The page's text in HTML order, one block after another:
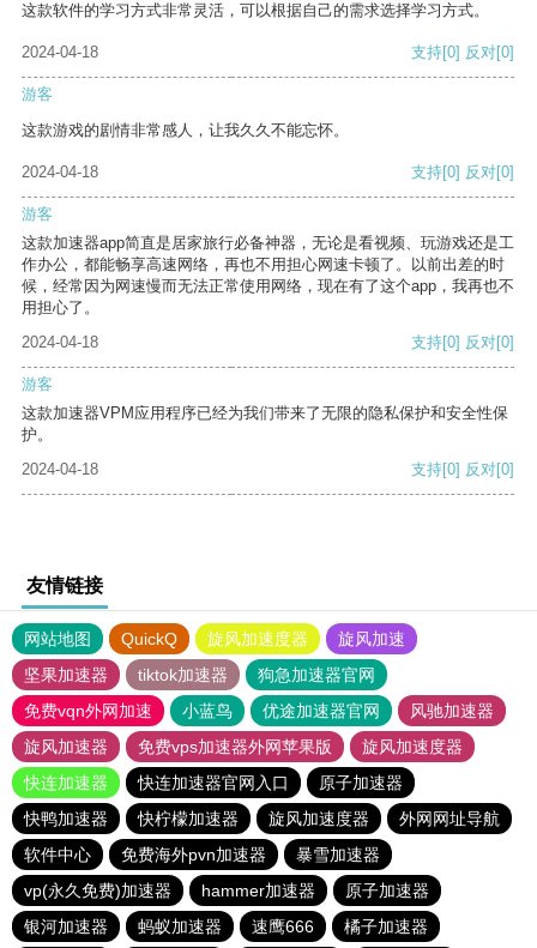
这款软件的学习方式非常灵活，可以根据自己的需求选择学习方式。
2024-04-18 支持[0] 反对[0]
游客
这款游戏的剧情非常感人，让我久久不能忘怀。
2024-04-18 支持[0] 反对[0]
游客
这款加速器app简直是居家旅行必备神器，无论是看视频、玩游戏还是工
作办公，都能畅享高速网络，再也不用担心网速卡顿了。以前出差的时
候，经常因为网速慢而无法正常使用网络，现在有了这个app，我再也不
用担心了。
2024-04-18
支持[0] 反对[0]
游客
这款加速器VPM应用程序已经为我们带来了无限的隐私保护和安全性保
护。
2024-04-18
支持[0] 反对[0]
友情链接
网站地图 QuickQ 旋风加速度器
旋风加速
坚果加速器
tiktok加速器
狗急加速器官网
免费vqn外网加速
小蓝鸟 优途加速器官网
风驰加速器
旋风加速器
免费vps加速器外网苹果版
旋风加速度器
快连加速器
快连加速器官网入口
原子加速器
快鸭加速器
快柠檬加速器 旋风加速度器
外网网址导航
软件中心
免费海外pvn加速器
暴雪加速器
vp(永久免费)加速器
hammer加速器
原子加速器
银河加速器
蚂蚁加速器 速鹰666 橘子加速器